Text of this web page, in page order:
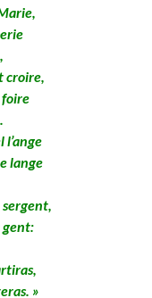
croire,
foire
lange
gent:
»